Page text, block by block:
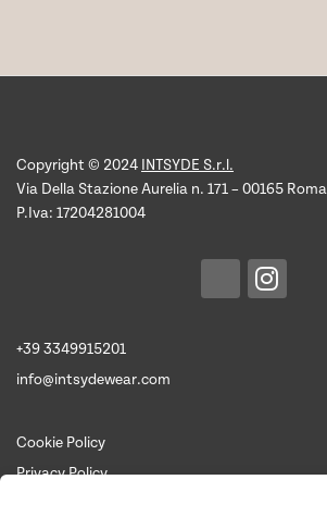
Copyright © 2024 INTSYDE S.r.l.
Via Della Stazione Aurelia n. 171 – 00165 Roma
P.Iva: 17204281004
+39 3349915201
info@intsydewear.com
Cookie Policy
Privacy Policy